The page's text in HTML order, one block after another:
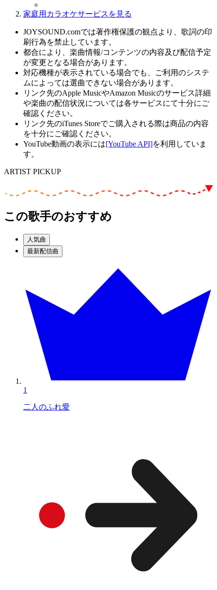
家庭用カラオケサービスを見る
JOYSOUND.comでは著作権保護の観点より、歌詞の印
刷行為を禁止しています。
都合により、楽曲情報/コンテンツの内容及び配信予定
が変更となる場合があります。
対応機種が表示されている場合でも、ご利用のシステ
ムによっては選曲できない場合があります。
リンク先のApple MusicやAmazon Musicのサービス詳細
や楽曲の配信状況については各サービスにて十分にご
確認ください。
リンク先のiTunes Storeでご購入される際は商品の内容
を十分にご確認ください。
YouTube動画の表示には[YouTube API]を利用していま
す。
ARTIST PICKUP
この歌手のおすすめ
人気曲
最新配信曲
1
二人のふれ愛